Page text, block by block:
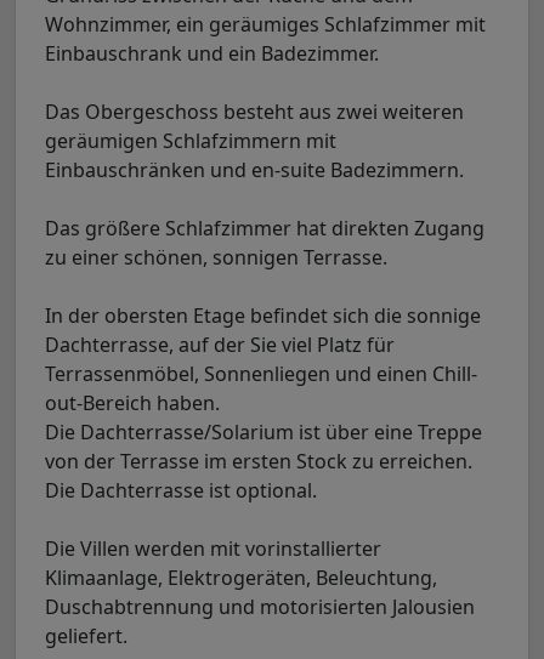
Wohnzimmer, ein geräumiges Schlafzimmer mit
Einbauschrank und ein Badezimmer.
Das Obergeschoss besteht aus zwei weiteren
geräumigen Schlafzimmern mit
Einbauschränken und en-suite Badezimmern.
Das größere Schlafzimmer hat direkten Zugang
zu einer schönen, sonnigen Terrasse.
In der obersten Etage befindet sich die sonnige
Dachterrasse, auf der Sie viel Platz für
Terrassenmöbel, Sonnenliegen und einen Chill-
out-Bereich haben.
Die Dachterrasse/Solarium ist über eine Treppe
von der Terrasse im ersten Stock zu erreichen.
Die Dachterrasse ist optional.
Die Villen werden mit vorinstallierter
Klimaanlage, Elektrogeräten, Beleuchtung,
Duschabtrennung und motorisierten Jalousien
geliefert.